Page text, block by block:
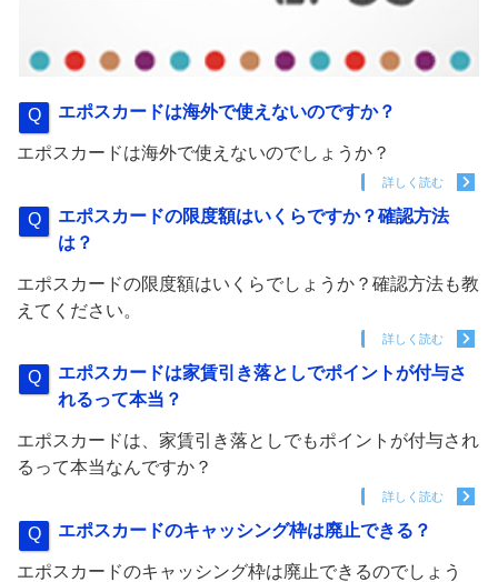
エポスカードは海外で使えないのですか？
エポスカードは海外で使えないのでしょうか？
詳しく読む
エポスカードの限度額はいくらですか？確認方法
は？
エポスカードの限度額はいくらでしょうか？確認方法も教
えてください。
詳しく読む
エポスカードは家賃引き落としでポイントが付与さ
れるって本当？
エポスカードは、家賃引き落としでもポイントが付与され
るって本当なんですか？
詳しく読む
エポスカードのキャッシング枠は廃止できる？
エポスカードのキャッシング枠は廃止できるのでしょう